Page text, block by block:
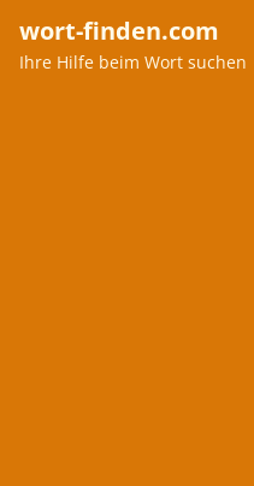
wort-finden.com
Ihre Hilfe beim Wort suchen